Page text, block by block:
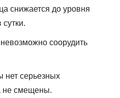
снижается до уровня
соорудить
нет серьезных
не смещены.